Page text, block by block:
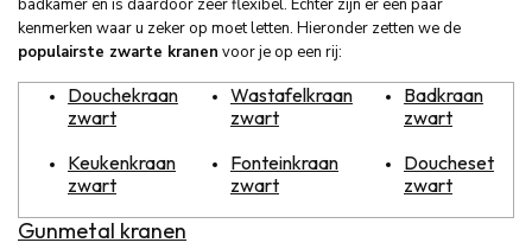
badkamer en is daardoor zeer flexibel. Echter zijn er een paar
kenmerken waar u zeker op moet letten. Hieronder zetten we de
populairste zwarte kranen voor je op een rij:
Douchekraan
zwart
Wastafelkraan
zwart
Badkraan
zwart
Keukenkraan
zwart
Fonteinkraan
zwart
Doucheset
zwart
Gunmetal kranen